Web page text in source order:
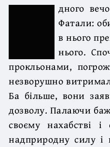
дного
Фатали:
в нього
нього.
прокльонами,
незворушно
Ба більше, вони
дозволу. Палаючи
своєму нахабстві
надприродну силу і